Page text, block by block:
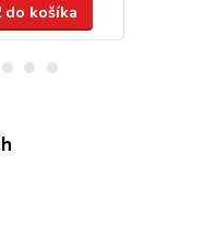
do košíka